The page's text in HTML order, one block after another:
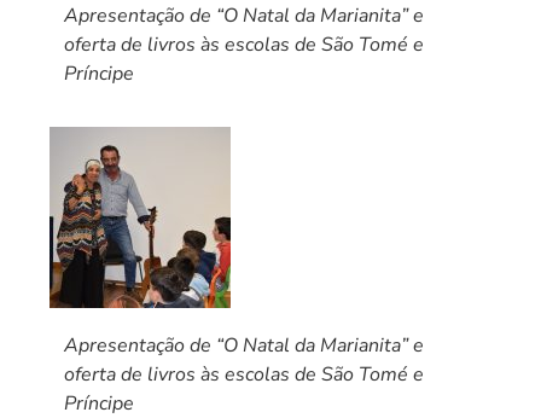
Apresentação de “O Natal da Marianita” e
oferta de livros às escolas de São Tomé e
Príncipe
Apresentação de “O Natal da Marianita” e
oferta de livros às escolas de São Tomé e
Príncipe